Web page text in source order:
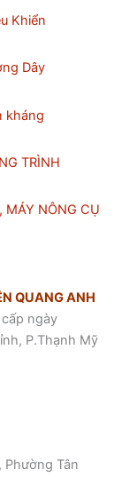
Khiển
Dây
kháng
TRÌNH
MÁY NÔNG CỤ
QUANG ANH
cấp ngày
P.Thạnh Mỹ
Phường Tân